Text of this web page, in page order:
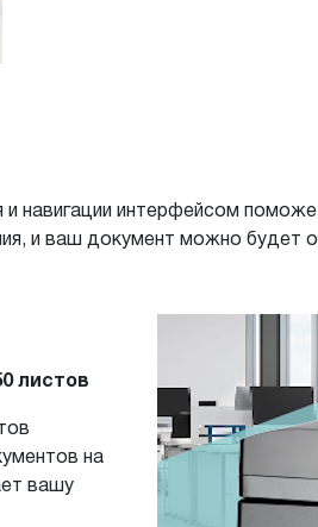
навигации интерфейсом
и ваш документ можно будет
листов
на
вашу